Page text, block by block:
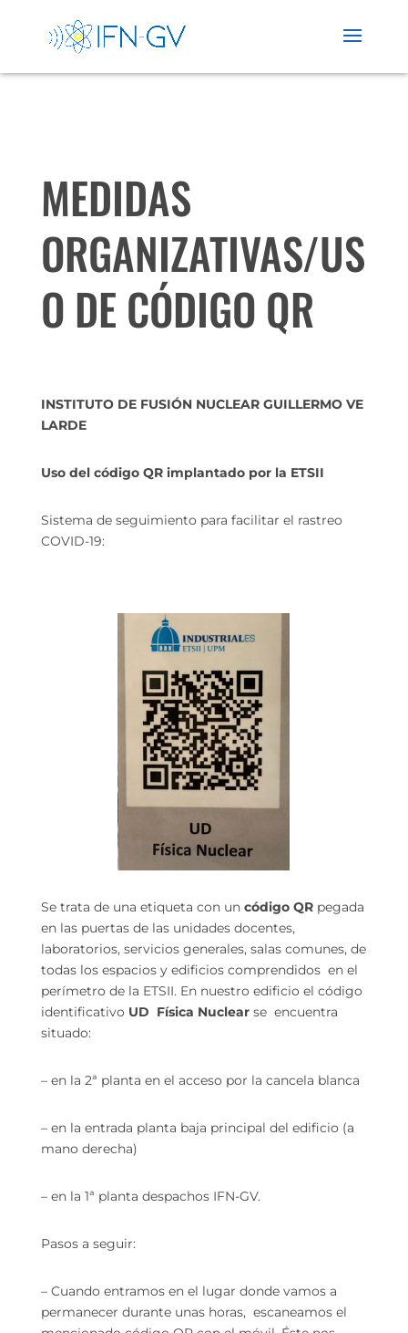
MEDIDAS
ORGANIZATIVAS/US
O DE CÓDIGO QR
INSTITUTO DE FUSIÓN NUCLEAR GUILLERMO VE
LARDE
Uso del código QR implantado por la ETSII
Sistema de seguimiento para facilitar el rastreo
COVID-19:
Se trata de una etiqueta con un código QR pegada
en las puertas de las unidades docentes,
laboratorios, servicios generales, salas comunes, de
todas los espacios y edificios comprendidos en el
perímetro de la ETSII. En nuestro edificio el código
identificativo UD Física Nuclear se encuentra
situado:
– en la 2ª planta en el acceso por la cancela blanca
– en la entrada planta baja principal del edificio (a
mano derecha)
– en la 1ª planta despachos IFN-GV.
Pasos a seguir:
– Cuando entramos en el lugar donde vamos a
permanecer durante unas horas, escaneamos el